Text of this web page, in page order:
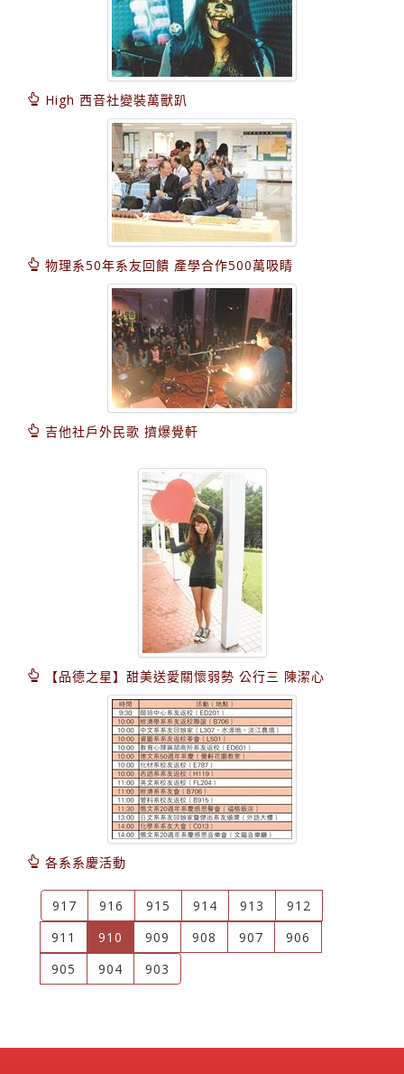
High 西音社變裝萬獸趴
物理系50年系友回饋 產學合作500萬吸睛
吉他社戶外民歌 擠爆覺軒
【品德之星】甜美送愛關懷弱勢 公行三 陳潔心
各系系慶活動
917 916 915 914 913
912
911
910 (current)
909 908 907
906
905
904 903